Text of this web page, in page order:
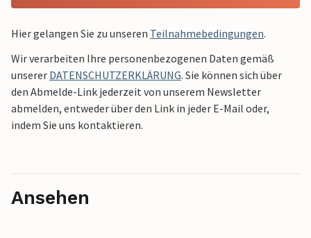
Hier gelangen Sie zu unseren Teilnahmebedingungen.
Wir verarbeiten Ihre personenbezogenen Daten gemäß
unserer DATENSCHUTZERKLÄRUNG. Sie können sich über
den Abmelde-Link jederzeit von unserem Newsletter
abmelden, entweder über den Link in jeder E-Mail oder,
indem Sie uns kontaktieren.
Ansehen